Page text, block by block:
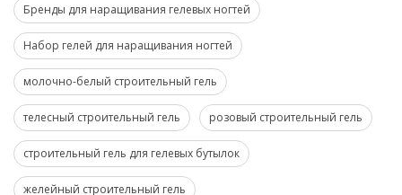
Бренды для наращивания гелевых ногтей
Набор гелей для наращивания ногтей
молочно-белый строительный гель
телесный строительный гель розовый строительный гель
строительный гель для гелевых бутылок
желейный строительный гель